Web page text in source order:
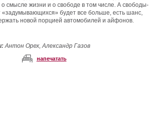
смысле жизни и о свободе в том числе. А свободы-
«задумывающихся» будет все больше, есть шанс,
новой порцией автомобилей и айфонов.
Антон Орех, Александр Газов
напечатать